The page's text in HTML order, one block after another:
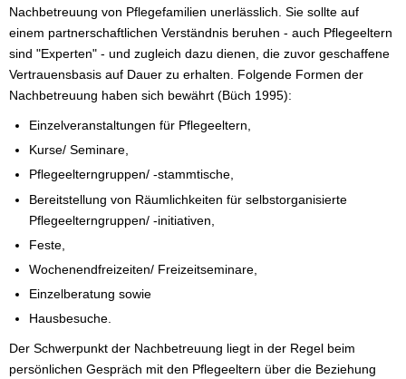
Nachbetreuung von Pflegefamilien unerlässlich. Sie sollte auf
einem partnerschaftlichen Verständnis beruhen - auch Pflegeeltern
sind "Experten" - und zugleich dazu dienen, die zuvor geschaffene
Vertrauensbasis auf Dauer zu erhalten. Folgende Formen der
Nachbetreuung haben sich bewährt (Büch 1995):
Einzelveranstaltungen für Pflegeeltern,
Kurse/ Seminare,
Pflegeelterngruppen/ -stammtische,
Bereitstellung von Räumlichkeiten für selbstorganisierte
Pflegeelterngruppen/ -initiativen,
Feste,
Wochenendfreizeiten/ Freizeitseminare,
Einzelberatung sowie
Hausbesuche.
Der Schwerpunkt der Nachbetreuung liegt in der Regel beim
persönlichen Gespräch mit den Pflegeeltern über die Beziehung